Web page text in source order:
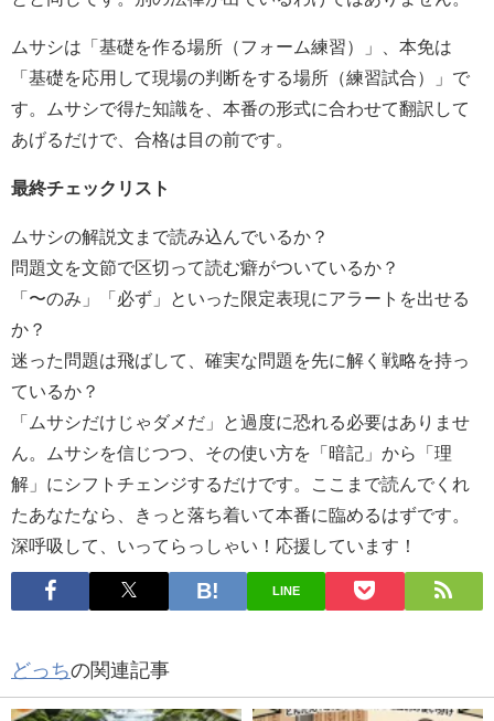
ムサシは「基礎を作る場所（フォーム練習）」、本免は
「基礎を応用して現場の判断をする場所（練習試合）」で
す。ムサシで得た知識を、本番の形式に合わせて翻訳して
あげるだけで、合格は目の前です。
最終チェックリスト
ムサシの解説文まで読み込んでいるか？
問題文を文節で区切って読む癖がついているか？
「〜のみ」「必ず」といった限定表現にアラートを出せる
か？
迷った問題は飛ばして、確実な問題を先に解く戦略を持っ
ているか？
「ムサシだけじゃダメだ」と過度に恐れる必要はありませ
ん。ムサシを信じつつ、その使い方を「暗記」から「理
解」にシフトチェンジするだけです。ここまで読んでくれ
たあなたなら、きっと落ち着いて本番に臨めるはずです。
深呼吸して、いってらっしゃい！応援しています！
LINE
どっちの関連記事